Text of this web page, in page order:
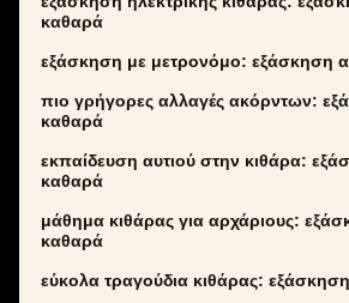
καθαρά
εξάσκηση με μετρονόμο: εξάσκηση
πιο γρήγορες αλλαγές ακόρντων:
καθαρά
εκπαίδευση αυτιού στην κιθάρα:
καθαρά
μάθημα κιθάρας για αρχάριους:
καθαρά
εύκολα τραγούδια κιθάρας: